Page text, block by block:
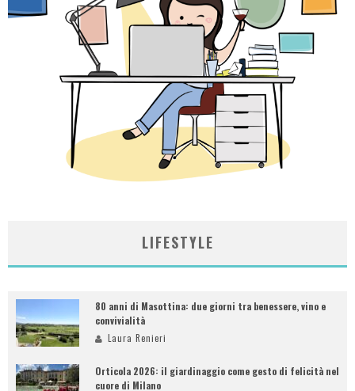
LIFESTYLE
80 anni di Masottina: due giorni tra benessere, vino e
convivialità
Laura Renieri
Orticola 2026: il giardinaggio come gesto di felicità nel
cuore di Milano